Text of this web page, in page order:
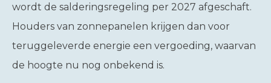
wordt de salderingsregeling per 2027 afgeschaft.
Houders van zonnepanelen krijgen dan voor
teruggeleverde energie een vergoeding, waarvan
de hoogte nu nog onbekend is.